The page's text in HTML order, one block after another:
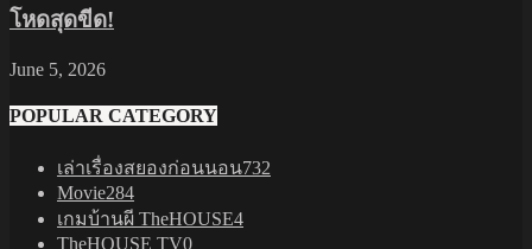
โหดสุดขีด!
June 5, 2026
POPULAR CATEGORY
เล่าเรื่องสยองก่อนนอน732
Movie284
เกมบ้านผี TheHOUSE4
TheHOUSE TV0